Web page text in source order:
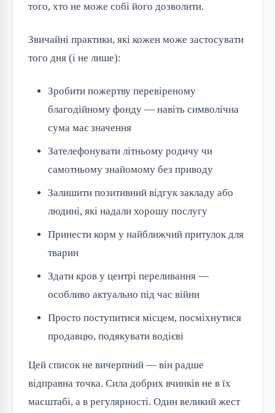
того, хто не може собі його дозволити.
Звичайні практики, які кожен може застосувати
того дня (і не лише):
Зробити пожертву перевіреному
благодійному фонду — навіть символічна
сума має значення
Зателефонувати літньому родичу чи
самотньому знайомому без приводу
Залишити позитивний відгук закладу або
людині, які надали хорошу послугу
Принести корм у найближчий притулок для
тварин
Здати кров у центрі переливання —
особливо актуально під час війни
Просто поступитися місцем, посміхнутися
продавцю, подякувати водієві
Цей список не вичерпний — він радше
відправна точка. Сила добрих вчинків не в їх
масштабі, а в регулярності. Один великий жест